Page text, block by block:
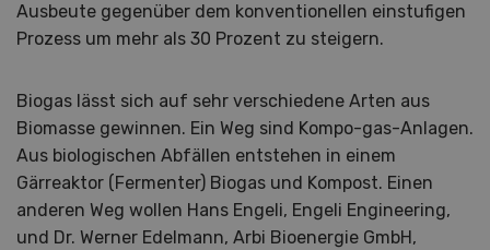
Ausbeute gegenüber dem konventionellen einstufigen
Prozess um mehr als 30 Prozent zu steigern.
Biogas lässt sich auf sehr verschiedene Arten aus
Biomasse gewinnen. Ein Weg sind Kompo-gas-Anlagen.
Aus biologischen Abfällen entstehen in einem
Gärreaktor (Fermenter) Biogas und Kompost. Einen
anderen Weg wollen Hans Engeli, Engeli Engineering,
und Dr. Werner Edelmann, Arbi Bioenergie GmbH,